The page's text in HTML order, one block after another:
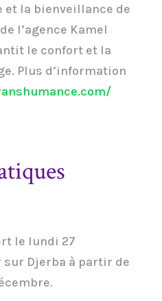
et la bienveillance de
l’agence Kamel
le confort et la
Plus d’information
le lundi 27
sur Djerba à partir de